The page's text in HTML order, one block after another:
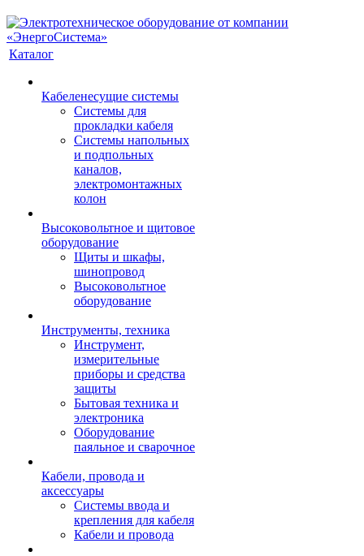
Каталог
Кабеленесущие системы
Системы для
прокладки кабеля
Системы напольных
и подпольных
каналов,
электромонтажных
колон
Высоковольтное и щитовое
оборудование
Щиты и шкафы,
шинопровод
Высоковольтное
оборудование
Инструменты, техника
Инструмент,
измерительные
приборы и средства
защиты
Бытовая техника и
электроника
Оборудование
паяльное и сварочное
Кабели, провода и
аксессуары
Системы ввода и
крепления для кабеля
Кабели и провода